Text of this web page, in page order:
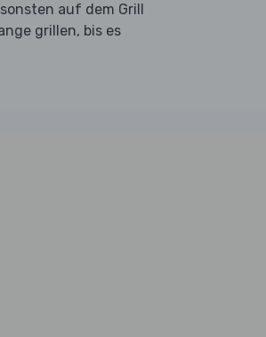
auf dem Grill
grillen, bis es